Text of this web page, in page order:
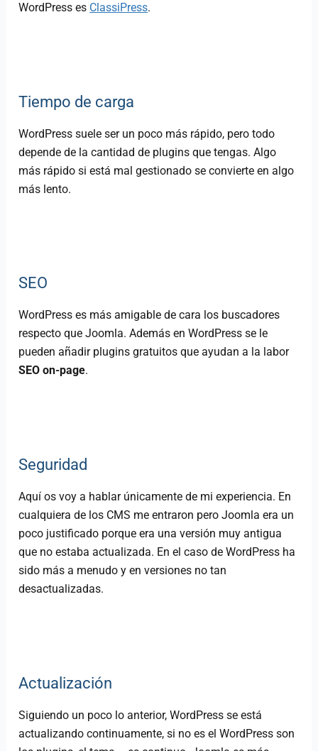
WordPress es ClassiPress.
Tiempo de carga
WordPress suele ser un poco más rápido, pero todo
depende de la cantidad de plugins que tengas. Algo
más rápido si está mal gestionado se convierte en algo
más lento.
SEO
WordPress es más amigable de cara los buscadores
respecto que Joomla. Además en WordPress se le
pueden añadir plugins gratuitos que ayudan a la labor
SEO on-page.
Seguridad
Aquí os voy a hablar únicamente de mi experiencia. En
cualquiera de los CMS me entraron pero Joomla era un
poco justificado porque era una versión muy antigua
que no estaba actualizada. En el caso de WordPress ha
sido más a menudo y en versiones no tan
desactualizadas.
Actualización
Siguiendo un poco lo anterior, WordPress se está
actualizando continuamente, si no es el WordPress son